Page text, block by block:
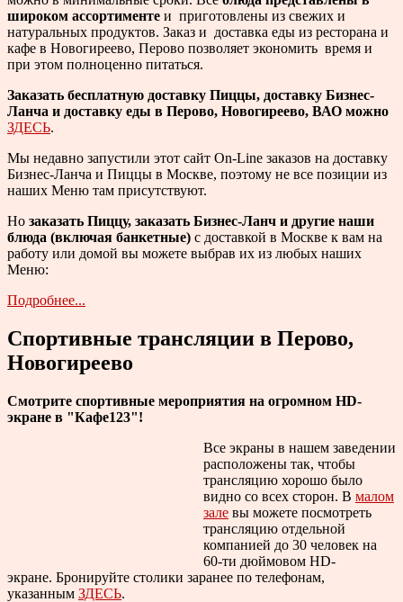
широком ассортименте и приготовлены из свежих и
натуральных продуктов. Заказ и доставка еды из ресторана и
кафе в Новогиреево, Перово позволяет экономить время и
при этом полноценно питаться.
Заказать бесплатную доставку Пиццы, доставку Бизнес-
Ланча и доставку еды в Перово, Новогиреево, ВАО можно
ЗДЕСЬ.
Мы недавно запустили этот сайт On-Line заказов на доставку
Бизнес-Ланча и Пиццы в Москве, поэтому не все позиции из
наших Меню там присутствуют.
Но заказать Пиццу, заказать Бизнес-Ланч и другие наши
блюда (включая банкетные) с доставкой в Москве к вам на
работу или домой вы можете выбрав их из любых наших
Меню:
Подробнее...
Спортивные трансляции в Перово,
Новогиреево
Смотрите спортивные мероприятия на огромном HD-
экране в "Кафе123"!
Все экраны в нашем заведении
расположены так, чтобы
трансляцию хорошо было
видно со всех сторон. В малом
зале вы можете посмотреть
трансляцию отдельной
компанией до 30 человек на
60-ти дюймовом HD-
экране. Бронируйте столики заранее по телефонам,
указанным ЗДЕСЬ.